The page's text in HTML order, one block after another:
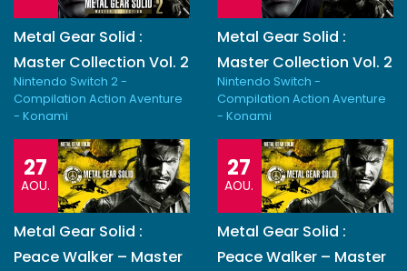
Metal Gear Solid :
Master Collection Vol. 2
Nintendo Switch 2 -
Compilation Action Aventure
- Konami
Metal Gear Solid :
Master Collection Vol. 2
Nintendo Switch -
Compilation Action Aventure
- Konami
27
AOU.
Metal Gear Solid :
Peace Walker – Master
27
AOU.
Metal Gear Solid :
Peace Walker – Master